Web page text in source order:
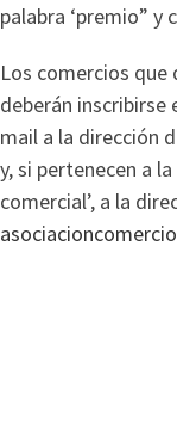
palabra ‘premio” y
Los comercios que
deberán inscribirse
mail a la dirección
y, si pertenecen a
comercial’, a la